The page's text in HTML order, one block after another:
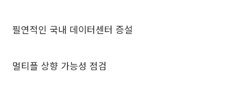
필연적인 국내 데이터센터 증설
멀티플 상향 가능성 점검